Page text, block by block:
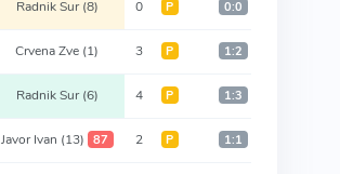
Radnik Sur(8) 0 Р 0:0
Crvena Zve (1) 3 Р 1:2
Radnik Sur(6) 4 Р 1:3
Javor Ivan (13) 87 2 Р 1:1